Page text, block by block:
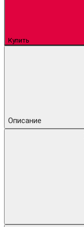
Купить
Описание